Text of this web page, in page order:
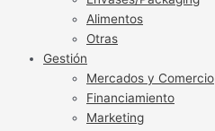
Alimentos
Otras
Gestión
Mercados y Comercio
Financiamiento
Marketing